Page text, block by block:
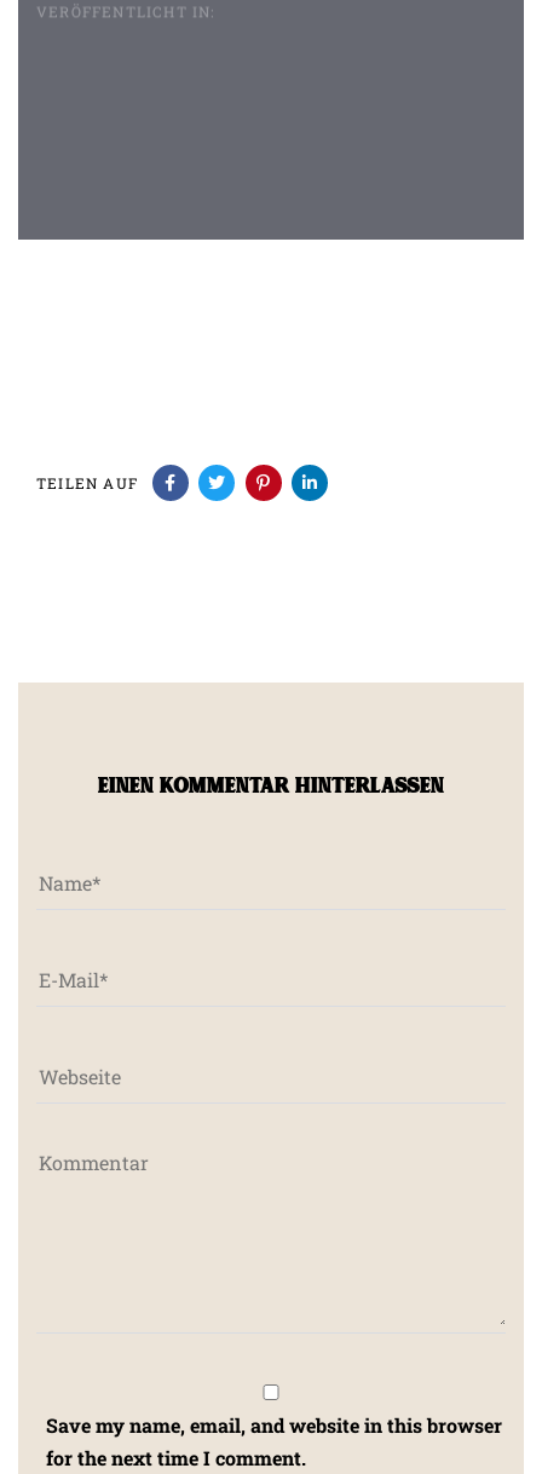
VERÖFFENTLICHT IN:
TEILEN AUF
EINEN KOMMENTAR HINTERLASSEN
Save my name, email, and website in this browser
for the next time I comment.